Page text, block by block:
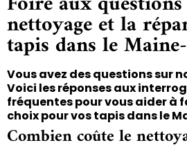
nettoyage et la
tapis dans le
Vous avez des questions sur
Voici les réponses aux
fréquentes pour vous aider à
choix pour vos tapis dans le
Combien coûte le